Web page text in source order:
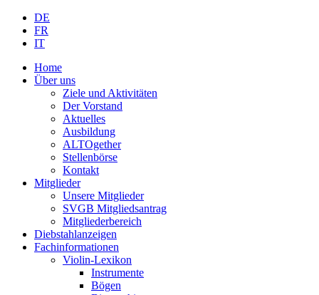
DE
FR
IT
Home
Über uns
Ziele und Aktivitäten
Der Vorstand
Aktuelles
Ausbildung
ALTOgether
Stellenbörse
Kontakt
Mitglieder
Unsere Mitglieder
SVGB Mitgliedsantrag
Mitgliederbereich
Diebstahlanzeigen
Fachinformationen
Violin-Lexikon
Instrumente
Bögen